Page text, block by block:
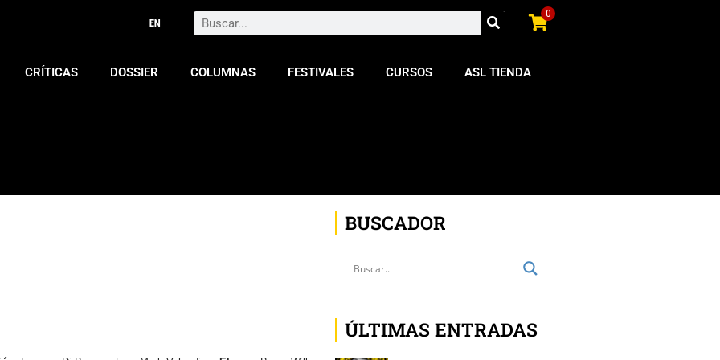
Search 0
CRÍTICAS DOSSIER COLUMNAS FESTIVALES CURSOS ASL TIENDA
BUSCADOR
ÚLTIMAS ENTRADAS